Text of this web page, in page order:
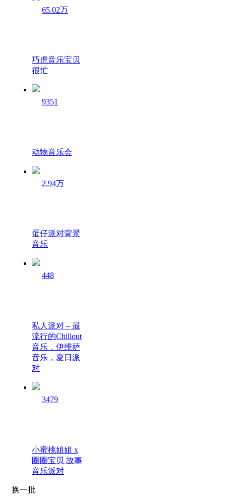
65.02万
巧虎音乐宝贝
很忙
9351
动物音乐会
2.94万
蛋仔派对背景
音乐
448
私人派对 – 最
流行的Chillout
音乐，伊维萨
音乐，夏日派
对
3479
小蜜桃姐姐 x
圈圈宝贝 故事
音乐派对
换一批